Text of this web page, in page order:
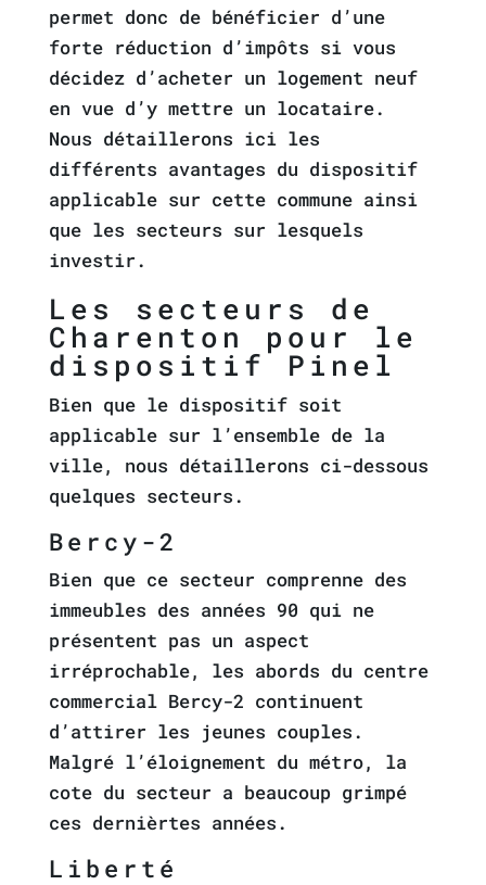
permet donc de bénéficier d’une
forte réduction d’impôts si vous
décidez d’acheter un logement neuf
en vue d’y mettre un locataire.
Nous détaillerons ici les
différents avantages du dispositif
applicable sur cette commune ainsi
que les secteurs sur lesquels
investir.
Les secteurs de
Charenton pour le
dispositif Pinel
Bien que le dispositif soit
applicable sur l’ensemble de la
ville, nous détaillerons ci-dessous
quelques secteurs.
Bercy-2
Bien que ce secteur comprenne des
immeubles des années 90 qui ne
présentent pas un aspect
irréprochable, les abords du centre
commercial Bercy-2 continuent
d’attirer les jeunes couples.
Malgré l’éloignement du métro, la
cote du secteur a beaucoup grimpé
ces dernièrtes années.
Liberté